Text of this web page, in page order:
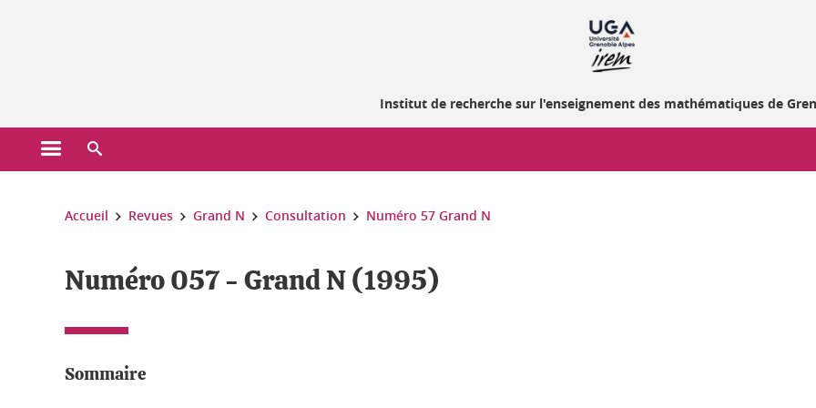
Institut de recherche sur l'enseignement des mathématiques de
Ouvrir le menu principal
Vous êtes ici :
Accueil Revues Grand N Consultation Numéro 57 Grand N
Numéro 057 - Grand N (1995)
Sommaire